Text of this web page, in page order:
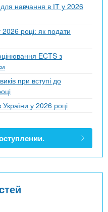
навчання в ІТ у 2026
році: як подати
ECTS з
при вступі до
України у 2026 році